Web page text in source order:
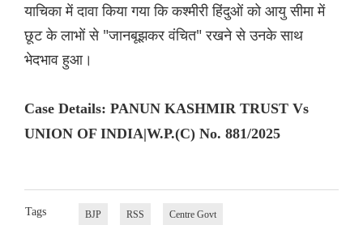
याचिका में दावा किया गया कि कश्मीरी हिंदुओं को आयु सीमा में
छूट के लाभों से "जानबूझकर वंचित" रखने से उनके साथ
भेदभाव हुआ।
Case Details: PANUN KASHMIR TRUST Vs
UNION OF INDIA|W.P.(C) No. 881/2025
Tags BJP RSS Centre Govt